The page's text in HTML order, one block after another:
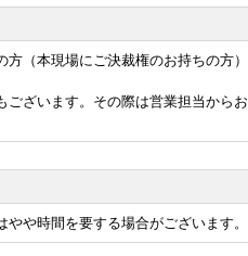
（本現場にご決裁権のお持ちの方）
ございます。その際は営業担当からお
や時間を要する場合がございます。